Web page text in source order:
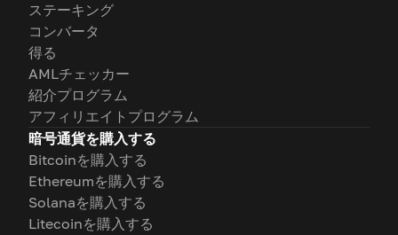
ステーキング
コンバータ
得る
AMLチェッカー
紹介プログラム
アフィリエイトプログラム
暗号通貨を購入する
Bitcoinを購入する
Ethereumを購入する
Solanaを購入する
Litecoinを購入する